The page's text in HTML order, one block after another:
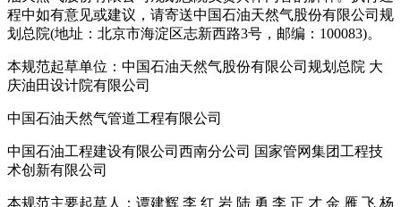
程中如有意见或建议，请寄送中国石油天然气股份有限公司规
划总院(地址：北京市海淀区志新西路3号，邮编：100083)。
本规范起草单位：中国石油天然气股份有限公司规划总院 大
庆油田设计院有限公司
中国石油天然气管道工程有限公司
中国石油工程建设有限公司西南分公司 国家管网集团工程技
术创新有限公司
本规范主要起草人：谭建辉 李 红 岩 陆 勇 李 正 才 金 雁 飞 杨